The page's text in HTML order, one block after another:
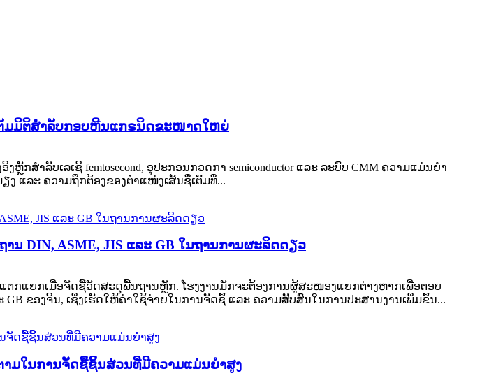
ຕັມມິຕິສຳລັບກອບຫີນແກຣນິດຂະໜາດໃຫຍ່
ຳລັບເລເຊີ femtosecond, ອຸປະກອນກວດກາ semiconductor ແລະ ລະບົບ CMM ຄວາມແມ່ນຍໍາ
ແລະ ຄວາມຖືກຕ້ອງຂອງຕຳແໜ່ງເສັ້ນຊື່ເຕັມທີ່...
DIN, ASME, JIS ແລະ GB ໃນຖານການຜະລິດດຽວ
ກແຍກເມື່ອຈັດຊື້ວັດສະດຸພື້ນຖານຫຼັກ. ໂຮງງານມັກຈະຕ້ອງການຜູ້ສະໜອງແຍກຕ່າງຫາກເພື່ອຕອບ
GB ຂອງຈີນ, ເຊິ່ງເຮັດໃຫ້ຄ່າໃຊ້ຈ່າຍໃນການຈັດຊື້ ແລະ ຄວາມສັບສົນໃນການປະສານງານເພີ່ມຂຶ້ນ...
ມໃນການຈັດຊື້ຊິ້ນສ່ວນທີ່ມີຄວາມແມ່ນຍໍາສູງ